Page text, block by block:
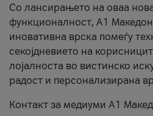
Со лансирањето на оваа
функционалност, А1
иновативна врска помеѓу
секојдневието на
лојалноста во вистинско
радост и персонализирана
Контакт за медиуми А1